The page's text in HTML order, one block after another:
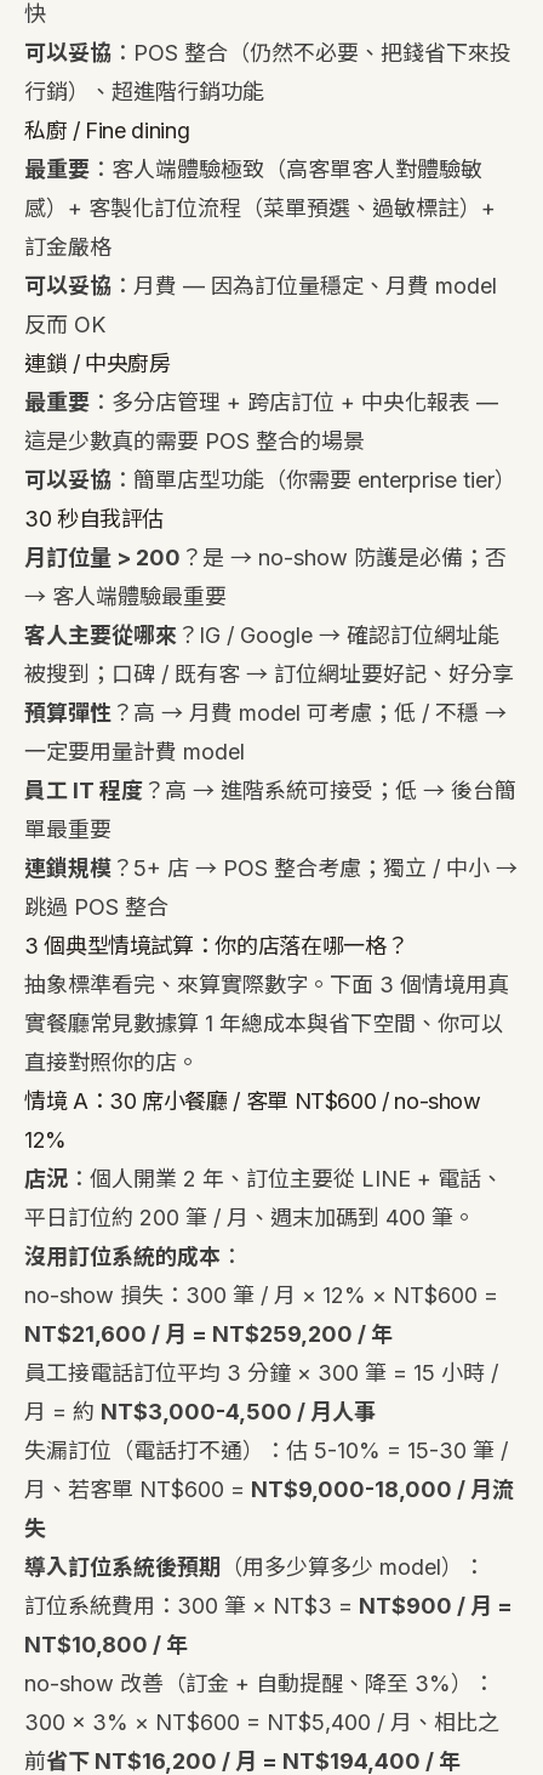
快
可以妥協 ：POS 整合（仍然不必要、把錢省下來投
行銷）、超進階行銷功能
私廚 / Fine dining
最重要 ：客人端體驗極致（高客單客人對體驗敏
感）+ 客製化訂位流程（菜單預選、過敏標註）+
訂金嚴格
可以妥協 ：月費 — 因為訂位量穩定、月費 model
反而 OK
連鎖 / 中央廚房
最重要 ：多分店管理 + 跨店訂位 + 中央化報表 —
這是少數真的需要 POS 整合的場景
可以妥協 ：簡單店型功能（你需要 enterprise tier）
30 秒自我評估
月訂位量 > 200 ？是 → no-show 防護是必備；否
→ 客人端體驗最重要
客人主要從哪來 ？IG / Google → 確認訂位網址能
被搜到；口碑 / 既有客 → 訂位網址要好記、好分享
預算彈性 ？高 → 月費 model 可考慮；低 / 不穩 →
一定要用量計費 model
員工 IT 程度 ？高 → 進階系統可接受；低 → 後台簡
單最重要
連鎖規模 ？5+ 店 → POS 整合考慮；獨立 / 中小 →
跳過 POS 整合
3 個典型情境試算：你的店落在哪一格？
抽象標準看完、來算實際數字。下面 3 個情境用真
實餐廳常見數據算 1 年總成本與省下空間、你可以
直接對照你的店。
情境 A：30 席小餐廳 / 客單 NT$600 / no-show
12%
店況 ：個人開業 2 年、訂位主要從 LINE + 電話、
平日訂位約 200 筆 / 月、週末加碼到 400 筆。
沒用訂位系統的成本 ：
no-show 損失：300 筆 / 月 × 12% × NT$600 =
NT$21,600 / 月 = NT$259,200 / 年
員工接電話訂位平均 3 分鐘 × 300 筆 = 15 小時 /
月 = 約 NT$3,000-4,500 / 月人事
失漏訂位（電話打不通）：估 5-10% = 15-30 筆 /
月、若客單 NT$600 = NT$9,000-18,000 / 月流
失
導入訂位系統後預期
（用多少算多少 model）：
訂位系統費用：300 筆 × NT$3 = NT$900 / 月 =
NT$10,800 / 年
no-show 改善（訂金 + 自動提醒、降至 3%）：
300 × 3% × NT$600 = NT$5,400 / 月、相比之
前省下 NT$16,200 / 月 = NT$194,400 / 年